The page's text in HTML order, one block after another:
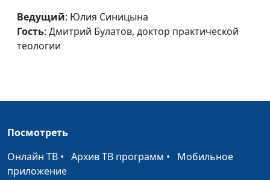
Что такое женственность?
священнослужитель
Светом?
Жизнь и смерть во Христе
Ведущий: Юлия Синицына
Гость: Дмитрий Булатов, доктор практической
теологии
Посмотреть
Онлайн ТВ • Архив ТВ программ • Мобильное
приложение